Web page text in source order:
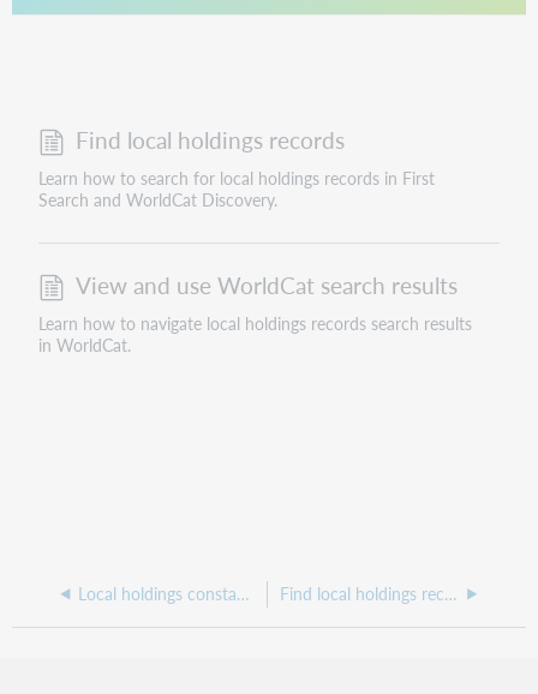
Find local holdings records
Learn how to search for local holdings records in First
Search and WorldCat Discovery.
View and use WorldCat search results
Learn how to navigate local holdings records search results
in WorldCat.
Local holdings constant data search results Find local holdings records